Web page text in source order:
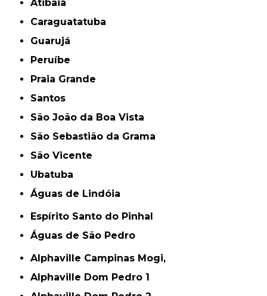
Atibaia
Caraguatatuba
Guarujá
Peruíbe
Praia Grande
Santos
São João da Boa Vista
São Sebastião da Grama
São Vicente
Ubatuba
Águas de Lindóia
Espírito Santo do Pinhal
Águas de São Pedro
Alphaville Campinas Mogi,
Alphaville Dom Pedro 1